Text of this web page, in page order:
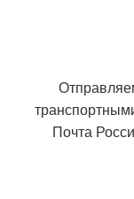
Почта